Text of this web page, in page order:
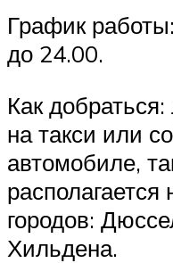
График
до 24.00.
Как
на такси или
автомобиле,
располагается
городов:
Хильдена.